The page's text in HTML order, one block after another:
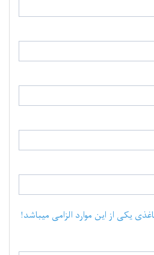
یکی از این موارد الزامی میباشد!